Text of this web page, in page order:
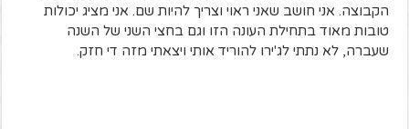
הקבוצה. אני חושב שאני ראוי וצריך להיות שם. אני מציג יכולות
טובות מאוד בתחילת העונה הזו וגם בחצי השני של השנה
שעברה, לא נתתי לג'ירו להוריד אותי ויצאתי מזה די חזק.